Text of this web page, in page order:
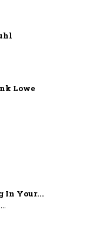
Lowe
In Your...